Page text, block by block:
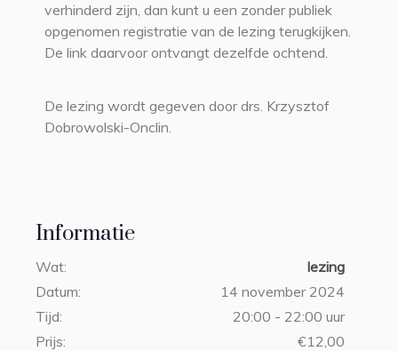
Informatie
Wat:
lezing
Datum:
14 november 2024
Tijd:
20:00 - 22:00 uur
Prijs:
€12,00
verhinderd zijn, dan kunt u een zonder publiek
opgenomen registratie van de lezing terugkijken.
De link daarvoor ontvangt dezelfde ochtend.
De lezing wordt gegeven door drs. Krzysztof
Dobrowolski-Onclin.